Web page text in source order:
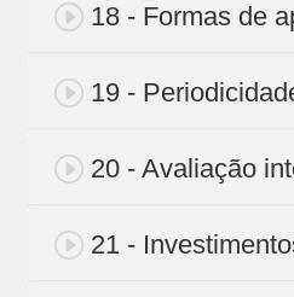
18 - Formas de
19 -
20 - Avaliação
21 -